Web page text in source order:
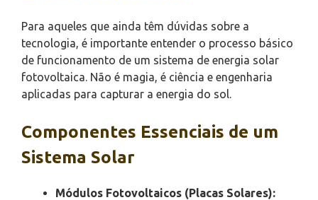
Para aqueles que ainda têm dúvidas sobre a
tecnologia, é importante entender o processo básico
de funcionamento de um sistema de energia solar
fotovoltaica. Não é magia, é ciência e engenharia
aplicadas para capturar a energia do sol.
Componentes Essenciais de um
Sistema Solar
Módulos Fotovoltaicos (Placas Solares):